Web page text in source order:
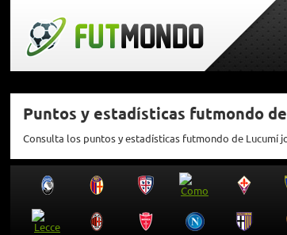
Puntos y estadísticas futmondo
Consulta los puntos y estadísticas futmondo de Lucumí